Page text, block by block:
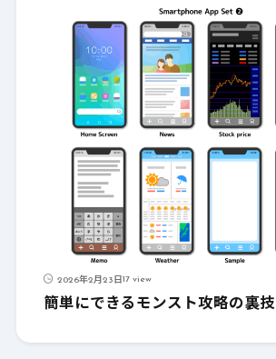
2026年2月23日17 view
簡単にできるモンスト攻略の裏技